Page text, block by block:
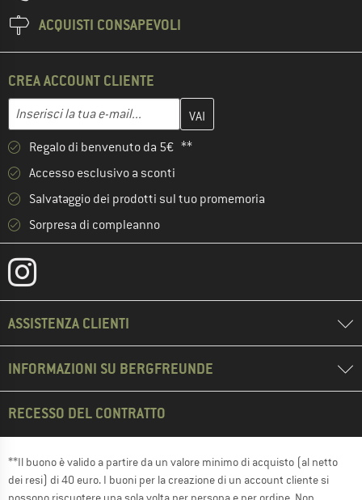
ACQUISTI CONSAPEVOLI
CREA ACCOUNT CLIENTE
Indirizzo e-mail
Inserisci qui il tuo indirizzo e-mail e crea il tuo account cliente
Regalo di benvenuto da 5€ **
Accesso esclusivo a sconti
Salvataggio dei prodotti sul tuo promemoria
Sorpresa di compleanno
ASSISTENZA CLIENTI
INFORMAZIONI SU BERGFREUNDE
RECESSO DEL CONTRATTO
**Il buono è valido a partire da un valore minimo di acquisto (al netto
dei resi) di 40 euro. I buoni per la creazione di un account cliente si